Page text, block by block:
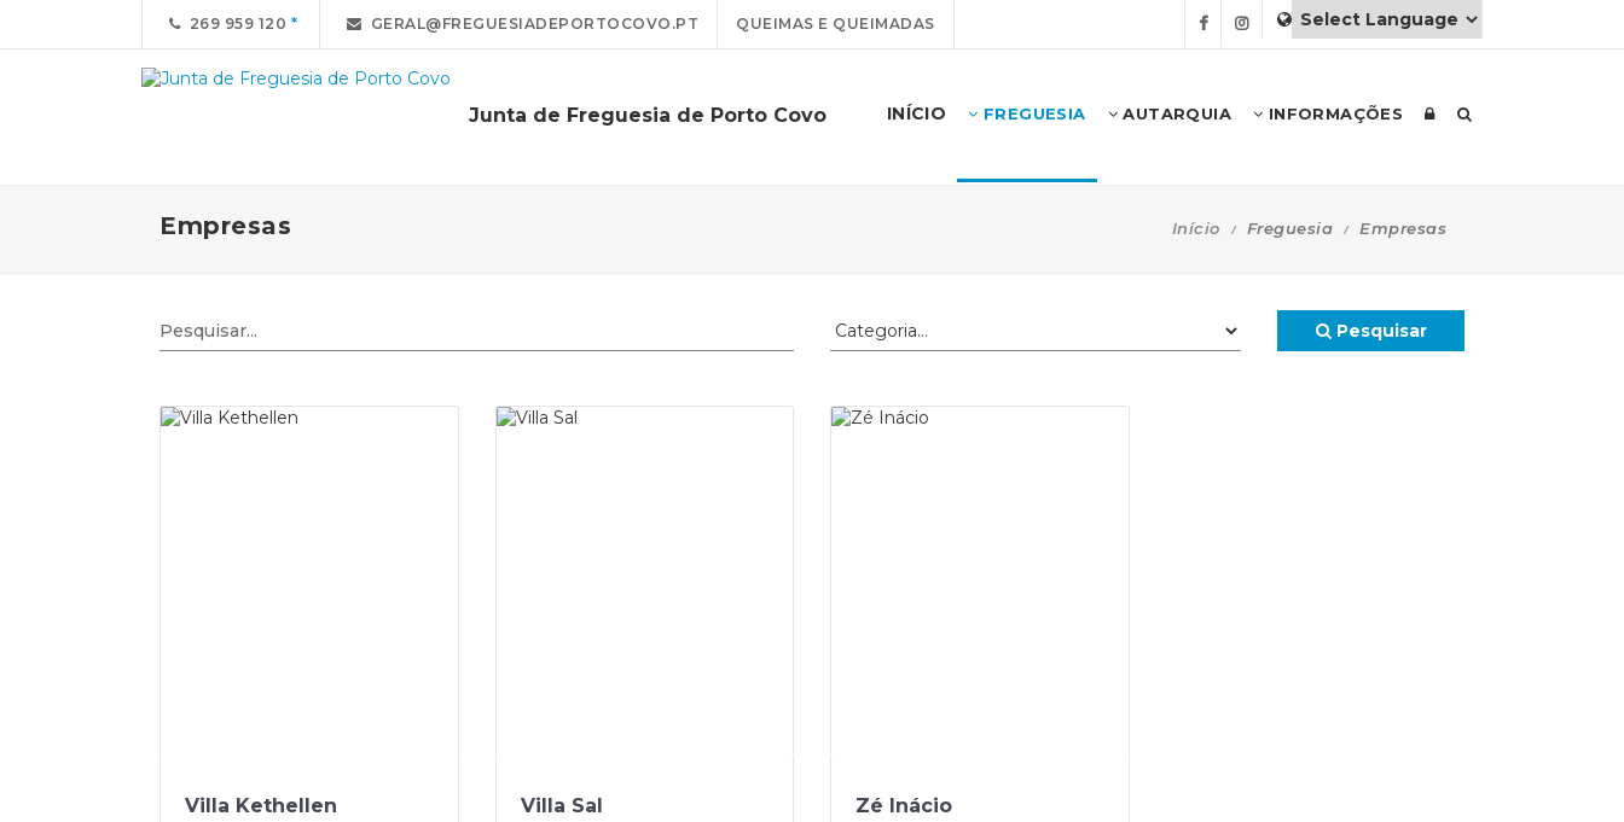
269 959 120 GERAL@FREGUESIADEPORTOCOVO.PT QUEIMAS E QUEIMADAS
Junta de Freguesia de Porto Covo INÍCIO FREGUESIA AUTARQUIA INFORMAÇÕES
Empresas Início Freguesia Empresas
Pesquisar
Villa Kethellen Villa Sal Zé Inácio